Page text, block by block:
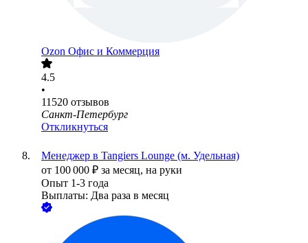
Ozon Офис и Коммерция
4.5
•
11520 отзывов
Санкт-Петербург
Откликнуться
Менеджер в Tangiers Lounge (м. Удельная)
от 100 000 ₽ за месяц, на руки
Опыт 1-3 года
Выплаты: Два раза в месяц